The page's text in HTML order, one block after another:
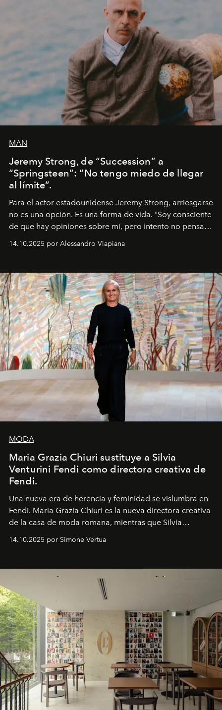
MAN
Jeremy Strong, de “Succession” a
“Springsteen”: “No tengo miedo de llegar
al límite”.
Para el actor estadounidense Jeremy Strong, arriesgarse
no es una opción. Es una forma de vida. "Soy consciente
de que hay opiniones sobre mí, pero intento no pensar
demasiado en cómo me perciben. Creo que es una
pérdida de tiempo", afirma.
14.10.2025 por Alessandro Viapiana
MODA
Maria Grazia Chiuri sustituye a Silvia
Venturini Fendi como directora creativa de
Fendi.
Una nueva era de herencia y feminidad se vislumbra en
Fendi. Maria Grazia Chiuri es la nueva directora creativa
de la casa de moda romana, mientras que Silvia
14.10.2025 por Simone Vertua